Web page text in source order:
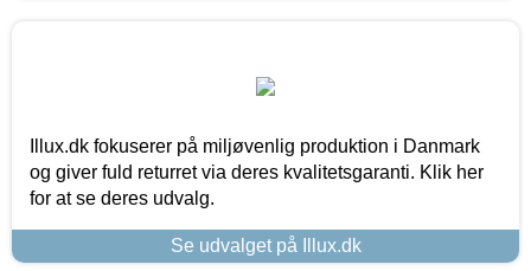
Illux.dk fokuserer på miljøvenlig produktion i Danmark
og giver fuld returret via deres kvalitetsgaranti. Klik her
for at se deres udvalg.
Se udvalget på Illux.dk